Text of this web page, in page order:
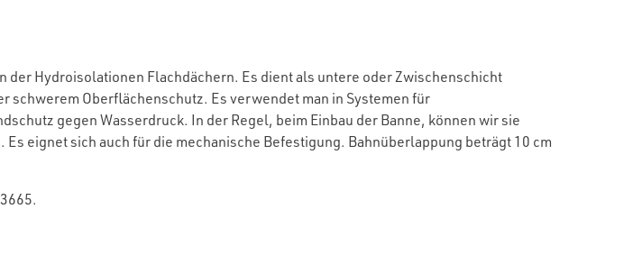
Hydroisolationen Flachdächern. Es dient als untere oder Zwischenschicht
Oberflächenschutz. Es verwendet man in Systemen für
gegen Wasserdruck. In der Regel, beim Einbau der Banne, können wir sie
eignet sich auch für die mechanische Befestigung. Bahnüberlappung beträgt 10 cm